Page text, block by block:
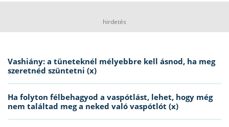
hirdetés
Vashiány: a tüneteknél mélyebbre kell ásnod, ha meg
szeretnéd szüntetni (x)
Ha folyton félbehagyod a vaspótlást, lehet, hogy még
nem találtad meg a neked való vaspótlót (x)